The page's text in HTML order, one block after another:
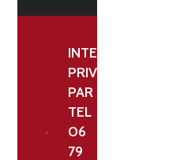
INTERLOCUTEUR
PRIVILÉGIÉ
PAR
TEL
06
79